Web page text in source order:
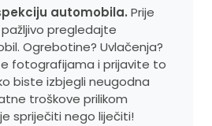
automobila. Prije
pregledajte
Ogrebotine? Uvlačenja?
fotografijama i prijavite to
biste izbjegli neugodna
troškove prilikom
spriječiti nego liječiti!